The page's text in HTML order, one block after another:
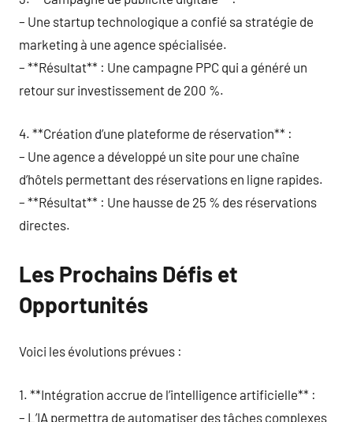
– Une startup technologique a confié sa stratégie de
marketing à une agence spécialisée.
– **Résultat** : Une campagne PPC qui a généré un
retour sur investissement de 200 %.
4. **Création d’une plateforme de réservation** :
– Une agence a développé un site pour une chaîne
d’hôtels permettant des réservations en ligne rapides.
– **Résultat** : Une hausse de 25 % des réservations
directes.
Les Prochains Défis et
Opportunités
Voici les évolutions prévues :
1. **Intégration accrue de l’intelligence artificielle** :
– L’IA permettra de automatiser des tâches complexes